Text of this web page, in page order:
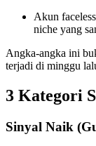
Akun
niche yang
Angka-angka ini
terjadi di minggu
3 Kategori
Sinyal Naik